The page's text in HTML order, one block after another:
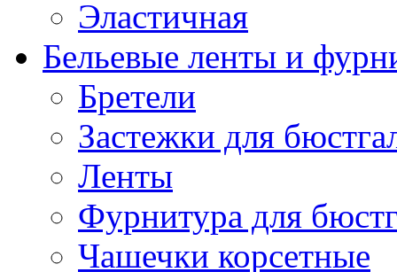
Эластичная
Бельевые ленты и
Бретели
Застежки для
Ленты
Фурнитура для
Чашечки корсетные